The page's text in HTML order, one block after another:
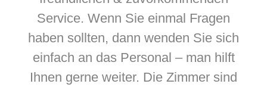
Service. Wenn Sie einmal Fragen
haben sollten, dann wenden Sie sich
einfach an das Personal – man hilft
Ihnen gerne weiter. Die Zimmer sind